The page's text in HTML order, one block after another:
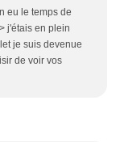
eu le temps de
j'étais en plein
je suis devenue
de voir vos